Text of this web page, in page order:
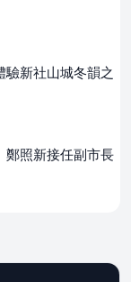
新社山城冬韻之
照新接任副市長